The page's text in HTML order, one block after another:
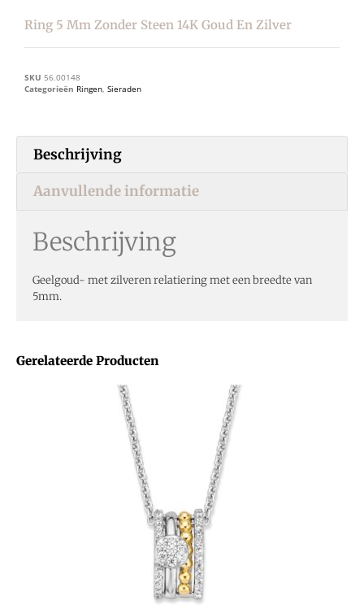
Gerelateerde Producten
Ring 5 Mm Zonder Steen 14K Goud En Zilver
SKU 56.00148
Categorieën Ringen, Sieraden
Beschrijving
Aanvullende informatie
Beschrijving
Geelgoud- met zilveren relatiering met een breedte van
5mm.